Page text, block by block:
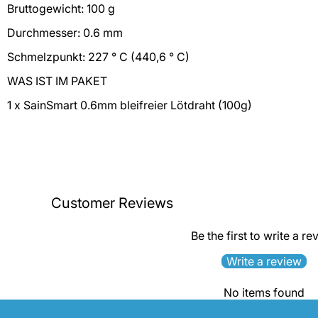
Bruttogewicht: 100 g
Durchmesser: 0.6 mm
Schmelzpunkt: 227 ° C (440,6 ° C)
WAS IST IM PAKET
1 x SainSmart 0.6mm bleifreier Lötdraht (100g)
Customer Reviews
Be the first to write a
Write a review
No items found